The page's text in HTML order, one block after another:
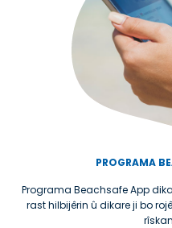
PROGRAMA
Programa Beachsafe App
rast hilbijêrin û dikare ji bo